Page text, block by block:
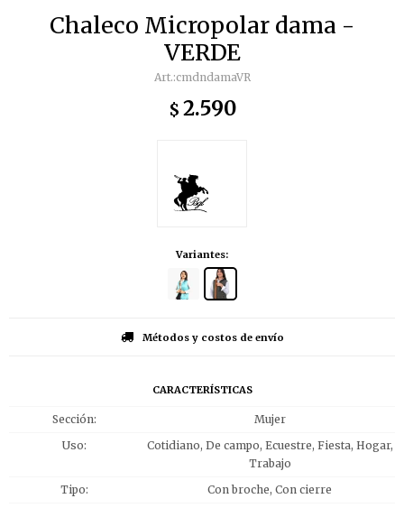
Chaleco Micropolar dama -
VERDE
cmdndamaVR
$ 2.590
Variantes:
Métodos y costos de envío
CARACTERÍSTICAS
Sección
Mujer
Uso
Cotidiano, De campo, Ecuestre, Fiesta, Hogar,
Trabajo
Tipo
Con broche, Con cierre